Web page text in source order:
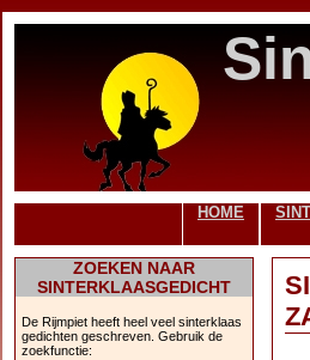
HOME
ZOEKEN NAAR
SINTERKLAASGEDICHT
De Rijmpiet heeft heel veel sinterklaas
gedichten geschreven. Gebruik de
zoekfunctie: